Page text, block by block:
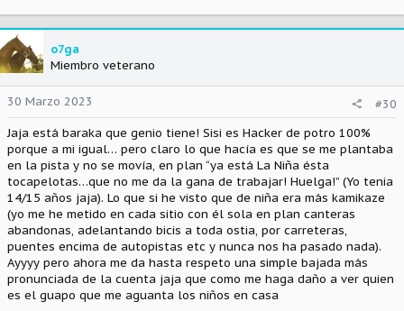
o7ga
Miembro veterano
30 Marzo 2023
#30
Jaja está baraka que genio tiene! Sisi es Hacker de potro 100%
porque a mi igual… pero claro lo que hacía es que se me plantaba
en la pista y no se movía, en plan “ya está La Niña ésta
tocapelotas…que no me da la gana de trabajar! Huelga!” (Yo tenia
14/15 años jaja). Lo que si he visto que de niña era más kamikaze
(yo me he metido en cada sitio con él sola en plan canteras
abandonas, adelantando bicis a toda ostia, por carreteras,
puentes encima de autopistas etc y nunca nos ha pasado nada).
Ayyyy pero ahora me da hasta respeto una simple bajada más
pronunciada de la cuenta jaja que como me haga daño a ver quien
es el guapo que me aguanta los niños en casa